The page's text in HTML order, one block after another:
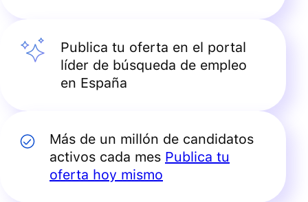
Publica tu oferta en el portal
líder de búsqueda de empleo
en España
Más de un millón de candidatos
activos cada mes Publica tu
oferta hoy mismo